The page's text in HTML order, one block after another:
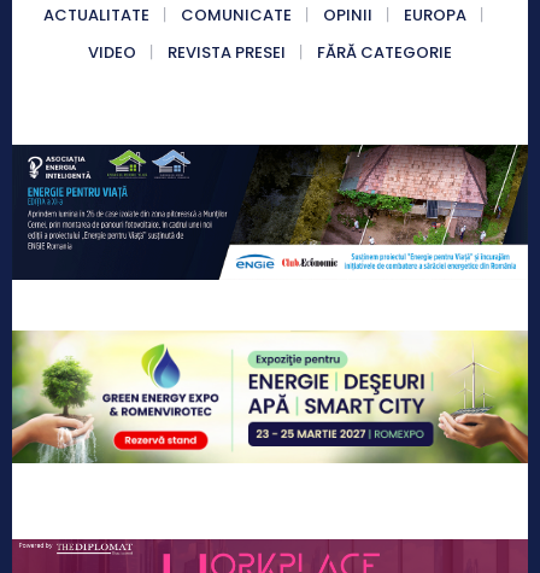
ACTUALITATE COMUNICATE OPINII
EUROPA
VIDEO
REVISTA PRESEI FĂRĂ CATEGORIE